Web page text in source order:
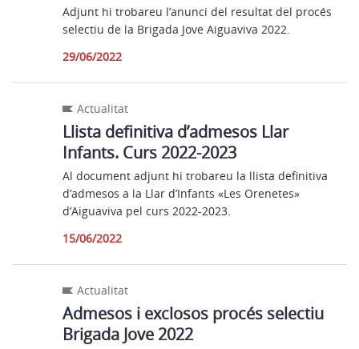
Adjunt hi trobareu l’anunci del resultat del procés
selectiu de la Brigada Jove Aiguaviva 2022.
29/06/2022
Actualitat
Llista definitiva d’admesos Llar
Infants. Curs 2022-2023
Al document adjunt hi trobareu la llista definitiva
d’admesos a la Llar d’Infants «Les Orenetes»
d’Aiguaviva pel curs 2022-2023.
15/06/2022
Actualitat
Admesos i exclosos procés selectiu
Brigada Jove 2022